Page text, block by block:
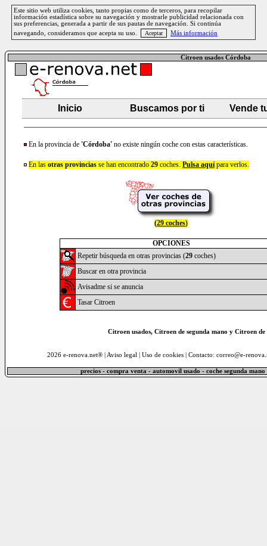
Este sitio web utiliza cookies, tanto propias como de terceros, para recopilar
información estadística sobre su navegación y mostrarle publicidad relacionada con
sus preferencias, generada a partir de sus pautas de navegación. Si continúa
navegando, consideramos que acepta su uso.
Más información
Citroen usados Córdoba
Inicio Buscamos por ti Vende
En la provincia de 'Córdoba' no existe ningún coche con estas características.
En las otras provincias se han encontrado 29 coches. Pulsa aquípara verlos.
(29 coches)
OPCIONES
Repetir búsqueda en otras provincias (29coches)
Buscar en otra provincia
Avisadme si se anuncia
Tasar Citroen
Citroen usados, Citroen de segunda mano y Citroen
2026 e-renova.net® | Aviso legal Uso de cookies| Contacto: correo@e-
precios - compra venta - automovil usado - coche segunda mano